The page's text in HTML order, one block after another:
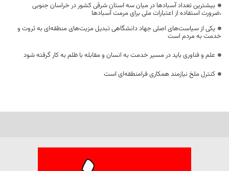
بیشترین تعداد آسبادها در میان سه استان شرقی کشور در خراسان جنوبی
،ضرورت استفاده از اعتبارات ملی برای مرمت آسبادها
یکی از سیاست‌های اصلی جهاد دانشگاهی تبدیل مزیت‌های منطقه‌ای به ثروت و
خدمت به مردم است
علم و فناوری باید در مسیر خدمت به انسان و مقابله با ظلم به کار گرفته شود
کنترل ملخ نیازمند همکاری فرامنطقه‌ای است